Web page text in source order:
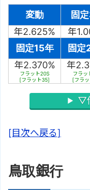
変動 固
年2.625%
年
固定15年
固定
年2.370%
フラット20S
[フラット35]
年
フラッ
[フラ
▽
[目次へ戻る]
鳥取銀行